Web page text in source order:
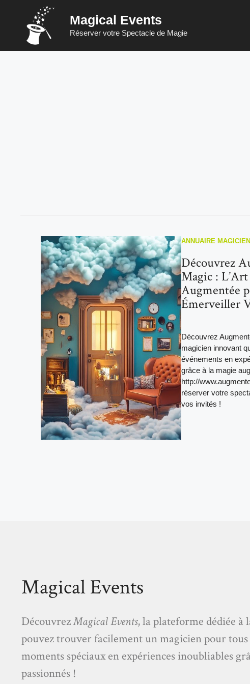
contenu
Magical Events
Réserver votre Spectacle de Magie
ANNUAIRE
Découvrez
Magic :
Augmentée
Émerveiller
Découvrez
magicien innovant
événements en
grâce à la magie
http://
réserver votre
vos invités !
Magical Events
DécouvrezMagical Events, la plateforme dédiée à
pouvez trouver facilement un magicien pour
moments spéciaux en expériences inoubliables
passionnés !